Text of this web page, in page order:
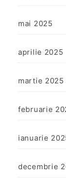
mai 2025
aprilie 2025
martie 2025
februarie
ianuarie
decembrie